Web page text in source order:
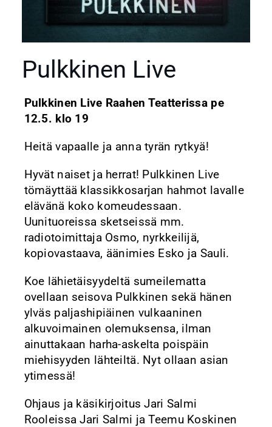
Pulkkinen Live
Pulkkinen Live Raahen Teatterissa pe
12.5. klo 19
Heitä vapaalle ja anna tyrän rytkyä!
Hyvät naiset ja herrat! Pulkkinen Live
tömäyttää klassikkosarjan hahmot lavalle
elävänä koko komeudessaan.
Uunituoreissa sketseissä mm.
radiotoimittaja Osmo, nyrkkeilijä,
kopiovastaava, äänimies Esko ja Sauli.
Koe lähietäisyydeltä sumeilematta
ovellaan seisova Pulkkinen sekä hänen
ylväs paljashipiäinen vulkaaninen
alkuvoimainen olemuksensa, ilman
ainuttakaan harha-askelta poispäin
miehisyyden lähteiltä. Nyt ollaan asian
ytimessä!
Ohjaus ja käsikirjoitus Jari Salmi
Rooleissa Jari Salmi ja Teemu Koskinen